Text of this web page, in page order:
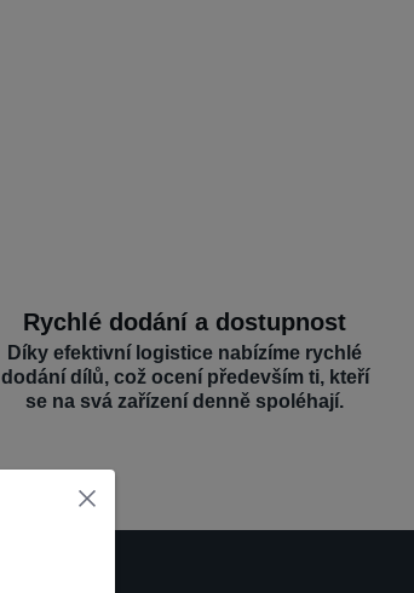
Rychlé dodání a dostupnost
Díky efektivní logistice nabízíme rychlé
dodání dílů, což ocení především ti, kteří
se na svá zařízení denně spoléhají.